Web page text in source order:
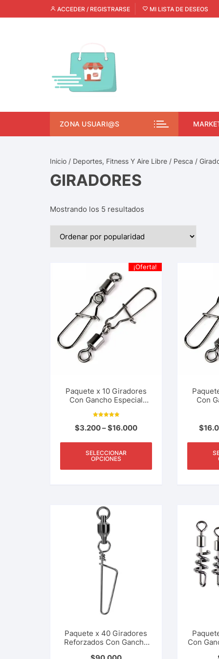
ACCEDER / REGISTRARSE MI LISTA DE DESEOS
ZONA USUARI@S
Inicio / Deportes, Fitness Y Aire Libre / Pesca /
GIRADORES
Mostrando los 5 resultados
¡Oferta!
Paquete x 10 Giradores
Con Gancho Especial
Deportiva, Rio, Lago, Mar.
Varios Tamaños
5.00
de 5
$3.200–$16.000
SELECCIONAR
OPCIONES
Con
$
Paquete x 40 Giradores
Reforzados Con Gancho
Con